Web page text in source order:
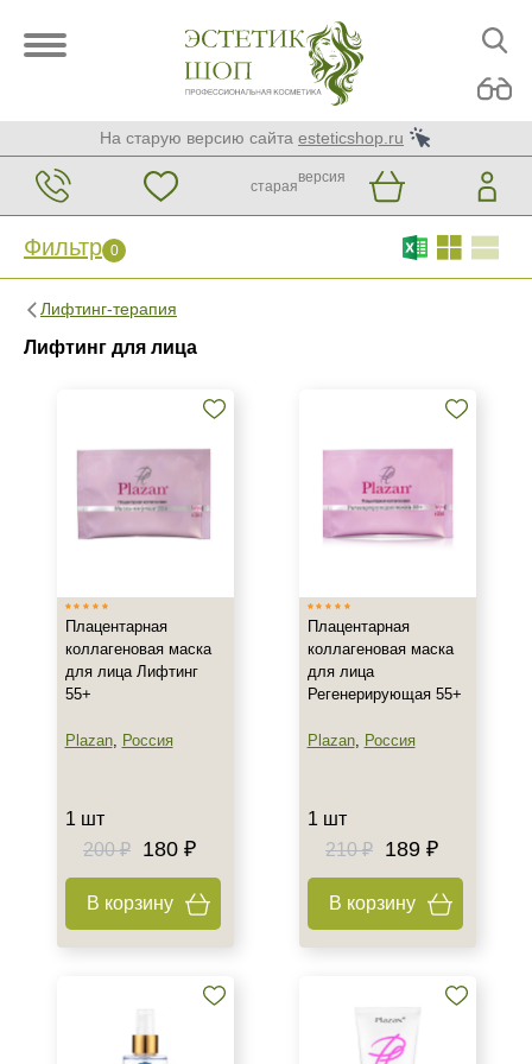
На старую версию сайта esteticshop.ru
старая
версия
Фильтр 0
Лифтинг-терапия
Лифтинг для лица
Фильтр 0
Страна
Испания
Корея
Показать еще
Тип товара
Гель
Концентрат
Показать еще
Класс косметики
Плацентарная
коллагеновая маска
для лица Лифтинг
55+
Plazan, Россия
1 шт
200 ₽
180 ₽
В корзину
Плацентарная
коллагеновая маска
для лица
Регенерирующая 55+
Plazan, Россия
1 шт
210 ₽
189 ₽
В корзину